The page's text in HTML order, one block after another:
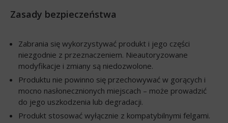
Zasady bezpieczeństwa
Zabrania się wykorzystywać produkt i jego części
niezgodnie z przeznaczeniem. Nieautoryzowane
modyfikacje i zmiany są niedozwolone.
Produktu nie powinno się przechowywać w gorących i
mocno nasłonecznionych miejscach – może prowadzić
do jego uszkodzenia lub degradacji.
Produkt stosować wyłącznie z kompatybilnymi felgami.